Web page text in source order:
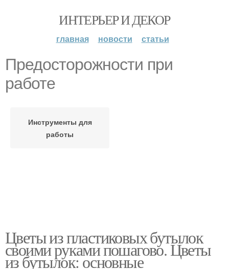
ИНТЕРЬЕР И ДЕКОР
главная новости статьи
Предосторожности при
работе
Инструменты для
работы
Цветы из пластиковых бутылок
своими руками пошагово. Цветы
из бутылок: основные